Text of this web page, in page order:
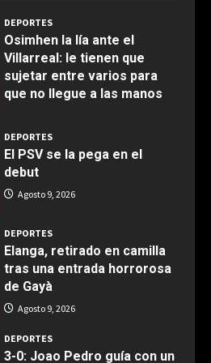
COCINA
Ensalada de espinacas
deliciosa
COCINA
freidora de aire
COCINA
Buñuelos de alcachofas
DEPORTES
Osimhen la lía ante el
Villarreal: le tienen que
sujetar entre varios para
que no llegue a las manos
DEPORTES
El PSV se la pega en el
debut
Agosto 9, 2026
DEPORTES
Elanga, retirado en camilla
tras una entrada horrorosa
de Gayà
Agosto 9, 2026
DEPORTES
3-0: Joao Pedro guía con un